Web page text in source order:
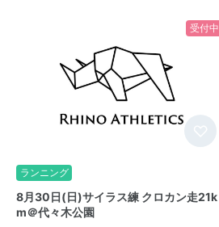
受付中
ランニング
8月30日(日)サイラス練 クロカン走21k
m＠代々木公園